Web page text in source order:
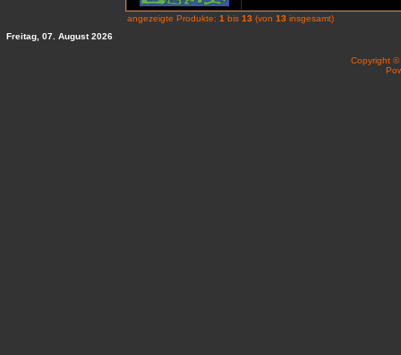
angezeigte Produkte: 1 bis 13 (von 13 insgesamt)
Freitag, 07. August 2026
Copyright